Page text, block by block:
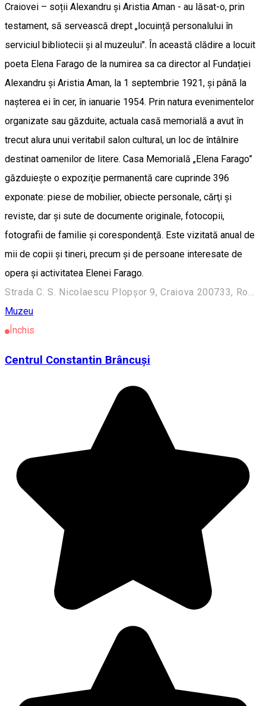
Craiovei – soții Alexandru și Aristia Aman - au lăsat-o, prin
testament, să servească drept „locuință personalului în
serviciul bibliotecii și al muzeului". În această clădire a locuit
poeta Elena Farago de la numirea sa ca director al Fundației
Alexandru și Aristia Aman, la 1 septembrie 1921, și până la
nașterea ei în cer, în ianuarie 1954. Prin natura evenimentelor
organizate sau găzduite, actuala casă memorială a avut în
trecut alura unui veritabil salon cultural, un loc de întâlnire
destinat oamenilor de litere. Casa Memorială „Elena Farago”
găzduiește o expoziţie permanentă care cuprinde 396
exponate: piese de mobilier, obiecte personale, cărţi şi
reviste, dar și sute de documente originale, fotocopii,
fotografii de familie și corespondenţă. Este vizitată anual de
mii de copii și tineri, precum și de persoane interesate de
opera și activitatea Elenei Farago.
Muzeu
Închis
Centrul Constantin Brâncuși